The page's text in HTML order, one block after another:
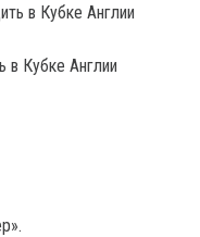
в Кубке Англии